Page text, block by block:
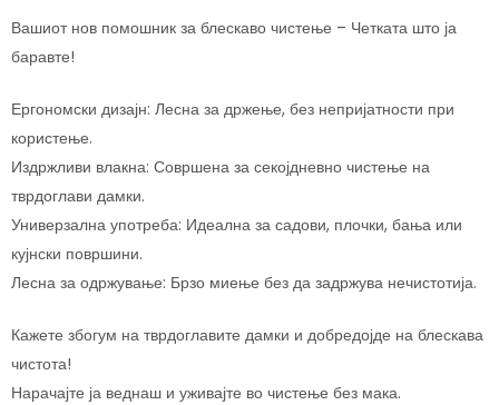
Вашиот нов помошник за блескаво чистење – Четката што ја
баравте!
Ергономски дизајн: Лесна за држење, без непријатности при
користење.
Издржливи влакна: Совршена за секојдневно чистење на
тврдоглави дамки.
Универзална употреба: Идеална за садови, плочки, бања или
кујнски површини.
Лесна за одржување: Брзо миење без да задржува нечистотија.
Кажете збогум на тврдоглавите дамки и добредојде на блескава
чистота!
Нарачајте ја веднаш и уживајте во чистење без мака.